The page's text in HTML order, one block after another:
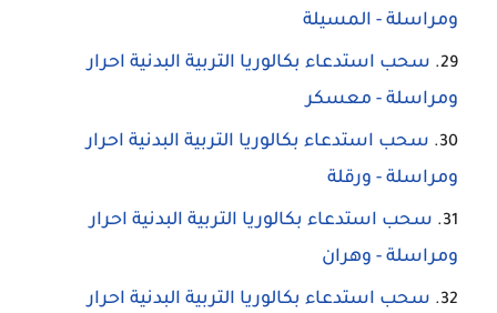
ومراسلة - المسيلة
سحب استدعاء بكالوريا التربية البدنية احرار
ومراسلة - معسكر
سحب استدعاء بكالوريا التربية البدنية احرار
ومراسلة - ورقلة
سحب استدعاء بكالوريا التربية البدنية احرار
ومراسلة - وهران
سحب استدعاء بكالوريا التربية البدنية احرار